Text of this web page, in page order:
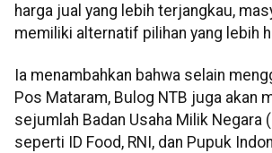
harga jual yang lebih terjangkau,
memiliki alternatif pilihan yang lebih
Ia menambahkan bahwa selain
Pos Mataram, Bulog NTB juga akan
sejumlah Badan Usaha Milik Negara
seperti ID Food, RNI, dan Pupuk